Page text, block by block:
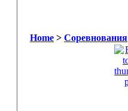
Home > Соревнования